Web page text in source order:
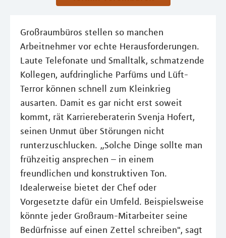
Großraumbüros stellen so manchen
Arbeitnehmer vor echte Herausforderungen.
Laute Telefonate und Smalltalk, schmatzende
Kollegen, aufdringliche Parfüms und Lüft-
Terror können schnell zum Kleinkrieg
ausarten. Damit es gar nicht erst soweit
kommt, rät Karriereberaterin Svenja Hofert,
seinen Unmut über Störungen nicht
runterzuschlucken. „Solche Dinge sollte man
frühzeitig ansprechen – in einem
freundlichen und konstruktiven Ton.
Idealerweise bietet der Chef oder
Vorgesetzte dafür ein Umfeld. Beispielsweise
könnte jeder Großraum-Mitarbeiter seine
Bedürfnisse auf einen Zettel schreiben", sagt